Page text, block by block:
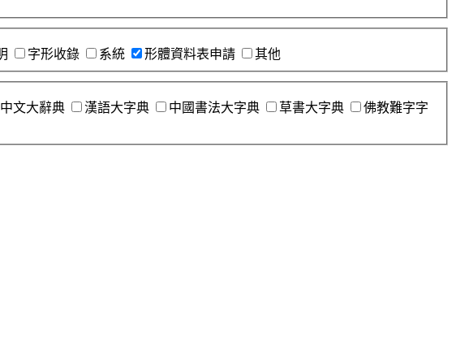
字形收錄 系統 形體資料表申請 其他
中文大辭典 漢語大字典 中國書法大字典 草書大字典
佛教難字字